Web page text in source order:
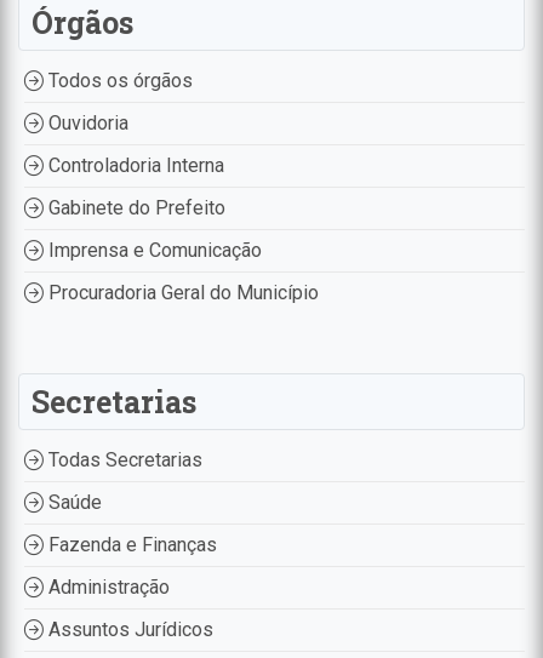
Órgãos
Todos os órgãos
Ouvidoria
Controladoria Interna
Gabinete do Prefeito
Imprensa e Comunicação
Procuradoria Geral do Município
Secretarias
Todas Secretarias
Saúde
Fazenda e Finanças
Administração
Assuntos Jurídicos